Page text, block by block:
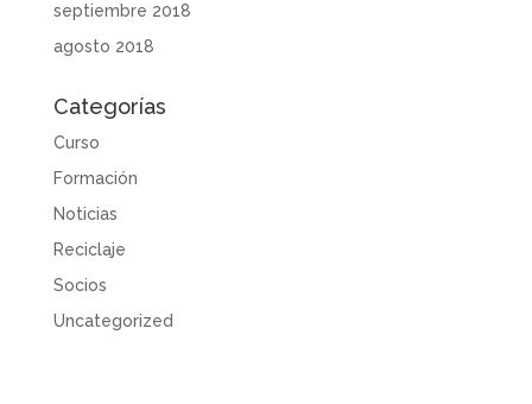
septiembre 2018
agosto 2018
Categorías
Curso
Formación
Noticias
Reciclaje
Socios
Uncategorized